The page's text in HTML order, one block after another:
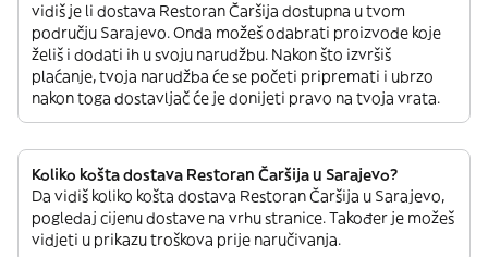
vidiš je li dostava Restoran Čaršija dostupna u tvom
području Sarajevo. Onda možeš odabrati proizvode koje
želiš i dodati ih u svoju narudžbu. Nakon što izvršiš
plaćanje, tvoja narudžba će se početi pripremati i ubrzo
nakon toga dostavljač će je donijeti pravo na tvoja vrata.
Koliko košta dostava Restoran Čaršija u Sarajevo?
Da vidiš koliko košta dostava Restoran Čaršija u Sarajevo,
pogledaj cijenu dostave na vrhu stranice. Također je možeš
vidjeti u prikazu troškova prije naručivanja.